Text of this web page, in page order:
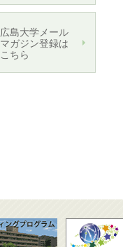
広島大学メール
マガジン登録は
こちら